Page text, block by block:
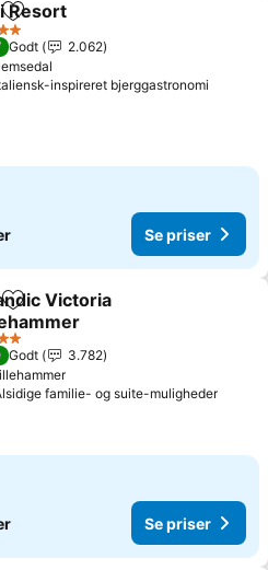
Føj til favoritter
Resort
Godt
2.062
inspireret bjerggastronomi
Se priser
Føj til favoritter
Victoria
Godt
3.782
familie- og suite-muligheder
Se priser